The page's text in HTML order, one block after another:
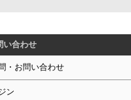
い合わせ
・お問い合わせ
ン